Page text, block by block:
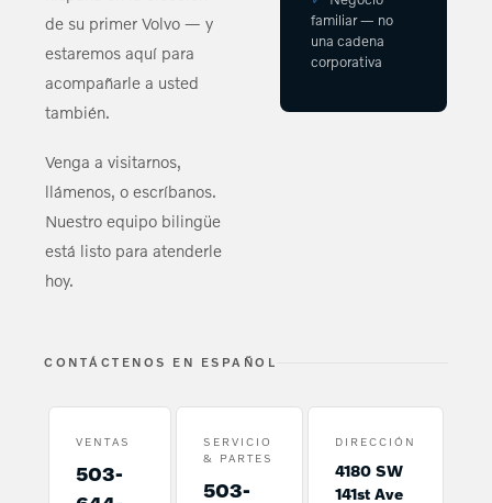
de su primer Volvo — y
estaremos aquí para
acompañarle a usted
también.
Venga a visitarnos,
llámenos, o escríbanos.
Nuestro equipo bilingüe
está listo para atenderle
hoy.
familiar — no
una cadena
corporativa
CONTÁCTENOS EN ESPAÑOL
VENTAS
503-
SERVICIO
& PARTES
503-
DIRECCIÓN
4180 SW
141st Ave